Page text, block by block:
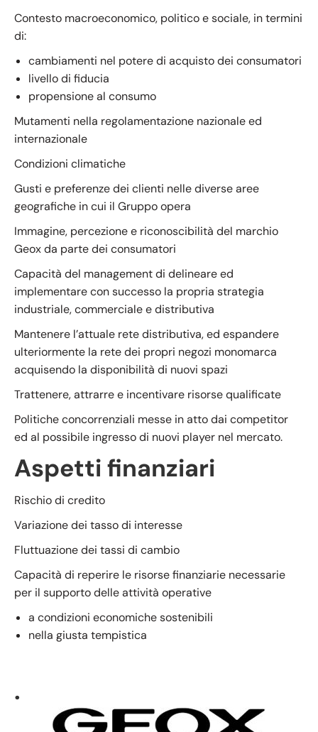
Contesto macroeconomico, politico e sociale, in termini
di:
cambiamenti nel potere di acquisto dei consumatori
livello di fiducia
propensione al consumo
Mutamenti nella regolamentazione nazionale ed
internazionale
Condizioni climatiche
Gusti e preferenze dei clienti nelle diverse aree
geografiche in cui il Gruppo opera
Immagine, percezione e riconoscibilità del marchio
Geox da parte dei consumatori
Capacità del management di delineare ed
implementare con successo la propria strategia
industriale, commerciale e distributiva
Mantenere l’attuale rete distributiva, ed espandere
ulteriormente la rete dei propri negozi monomarca
acquisendo la disponibilità di nuovi spazi
Trattenere, attrarre e incentivare risorse qualificate
Politiche concorrenziali messe in atto dai competitor
ed al possibile ingresso di nuovi player nel mercato.
Aspetti finanziari
Rischio di credito
Variazione dei tasso di interesse
Fluttuazione dei tassi di cambio
Capacità di reperire le risorse finanziarie necessarie
per il supporto delle attività operative
a condizioni economiche sostenibili
nella giusta tempistica
.